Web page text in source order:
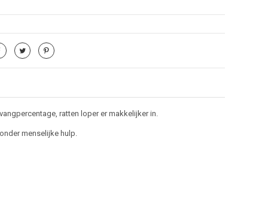
ratten loper er makkelijker in.
menselijke hulp.